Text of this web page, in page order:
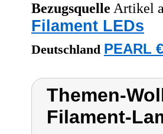
Bezugsquelle Artikel
Filament LEDs
Deutschland PEARL
Themen-
Filament-